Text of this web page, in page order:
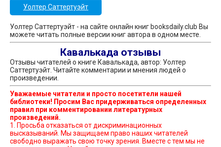
Уолтер Саттертуэйт
Уолтер Саттертуэйт - на сайте онлайн книг booksdaily.club Вы
можете читать полные версии книг автора в одном месте.
Кавалькада отзывы
Отзывы читателей о книге Кавалькада, автор: Уолтер
Саттертуэйт. Читайте комментарии и мнения людей о
произведении.
Уважаемые читатели и просто посетители нашей
библиотеки! Просим Вас придерживаться определенных
правил при комментировании литературных
произведений.
1. Просьба отказаться от дискриминационных
высказываний. Мы защищаем право наших читателей
свободно выражать свою точку зрения. Вместе с тем мы не